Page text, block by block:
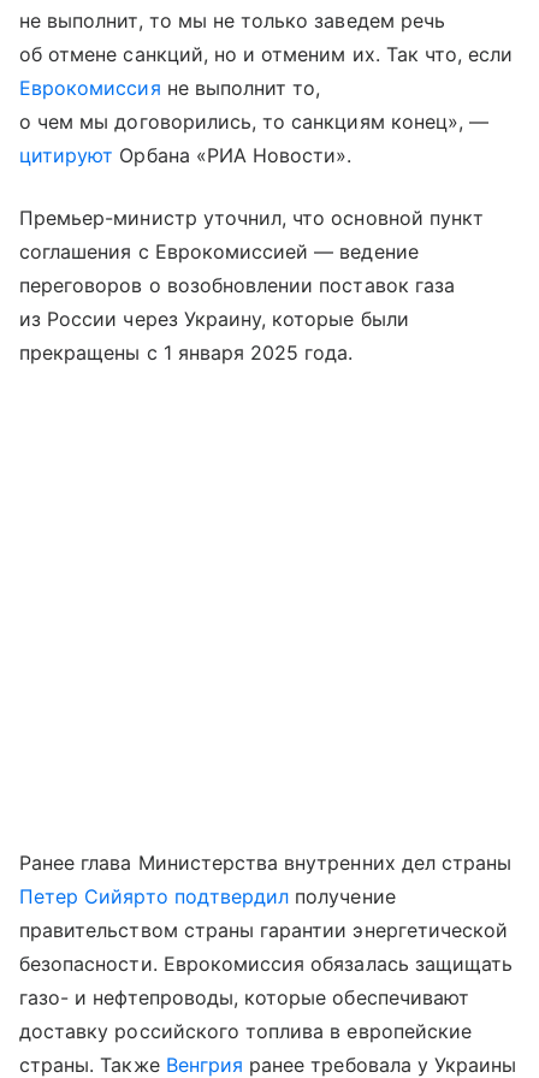
не выполнит, то мы не только заведем речь
об отмене санкций, но и отменим их. Так что, если
Еврокомиссия не выполнит то,
о чем мы договорились, то санкциям конец», —
цитируют Орбана «РИА Новости».
Премьер-министр уточнил, что основной пункт
соглашения с Еврокомиссией — ведение
переговоров о возобновлении поставок газа
из России через Украину, которые были
прекращены с 1 января 2025 года.
Ранее глава Министерства внутренних дел страны
Петер Сийярто подтвердил получение
правительством страны гарантии энергетической
безопасности. Еврокомиссия обязалась защищать
газо- и нефтепроводы, которые обеспечивают
доставку российского топлива в европейские
страны. Также Венгрия ранее требовала у Украины